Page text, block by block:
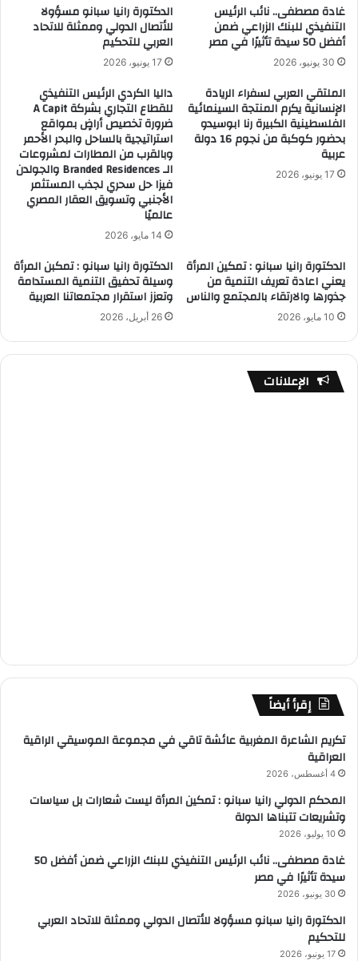
غادة مصطفى.. نائب الرئيس
التنفيذي للبنك الزراعي ضمن
أفضل 50 سيدة تأثيرًا في مصر
30 يونيو، 2026
الدكتورة رانيا سبانو مسؤولا
للأتصال الدولي وممثلة للاتحاد
العربي للتحكيم
17 يونيو، 2026
الملتقي العربي لسفراء الريادة
الإنسانية يكرم المنتجة السينمائية
الفلسطينية الكبيرة رنا ابوسيدو
بحضور كوكبة من نجوم 16 دولة
عربية
17 يونيو، 2026
داليا الكردي الرئيس التنفيذي
للقطاع التجاري بشركة A Capit
ضرورة تخصيص أراضٍ بمواقع
استراتيجية بالساحل والبحر الأحمر
وبالقرب من المطارات لمشروعات
الـ Branded Residences والجولدن
فيزا حل سحري لجذب المستثمر
الأجنبي وتسويق العقار المصري
عالميًا
14 مايو، 2026
الدكتورة رانيا سبانو : تمكين المرأة
يعني اعادة تعريف التنمية من
جذورها والارتقاء بالمجتمع والناس
10 مايو، 2026
الدكتورة رانيا سبانو : تمكبن المرأة
وسيلة تحفيق التنمية المستدامة
وتعزز استقرار مجتمعاتنا العربية
26 أبريل، 2026
الإعلانات
إقرأ أيضاً
تكريم الشاعرة المغربية عائشة تاقي في مجموعة الموسيقي الراقية
العراقية
4 أغسطس، 2026
المحكم الدولي رانيا سبانو : تمكين المرأة ليست شعارات بل سياسات
وتشريعات تتبناها الدولة
10 يوليو، 2026
غادة مصطفى.. نائب الرئيس التنفيذي للبنك الزراعي ضمن أفضل 50
سيدة تأثيرًا في مصر
30 يونيو، 2026
الدكتورة رانيا سبانو مسؤولا للأتصال الدولي وممثلة للاتحاد العربي
للتحكيم
17 يونيو، 2026